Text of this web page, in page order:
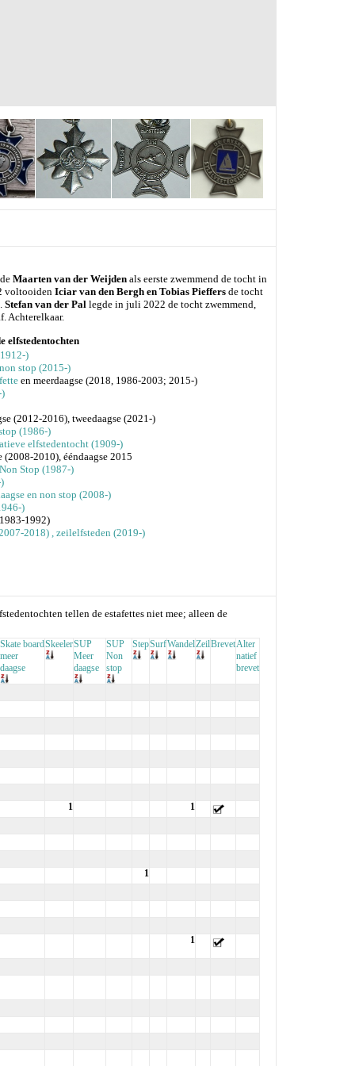
Maarten van der Weijden als eerste zwemmend de tocht in
voltooiden Iciar van den Bergh en Tobias Pieffers de tocht
Stefan van der Pal legde in juli 2022 de tocht zwemmend,
Achterelkaar.
elfstedentochten
)
stop (2015-)
en meerdaagse (2018, 1986-2003; 2015-)
(2012-2016), tweedaagse (2021-)
(1986-)
elfstedentocht (1909-)
(2008-2010), ééndaagse 2015
Stop (1987-)
en non stop (2008-)
)
1992)
2018) , zeilelfsteden (2019-)
tellen de estafettes niet mee; alleen de
Skate board
meer
daagse
SkeelerSUP
Meer
daagse
SUP
Non
stop
StepSurfWandelZeilBrevetAlter
natief
brevet
1 1
1
1